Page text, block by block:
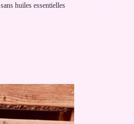
sans huiles essentielles